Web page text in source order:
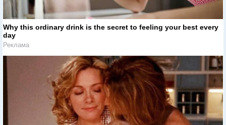
Why this ordinary drink is the secret to feeling your best every
day
Реклама